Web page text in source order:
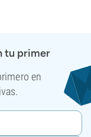
tu primer
en